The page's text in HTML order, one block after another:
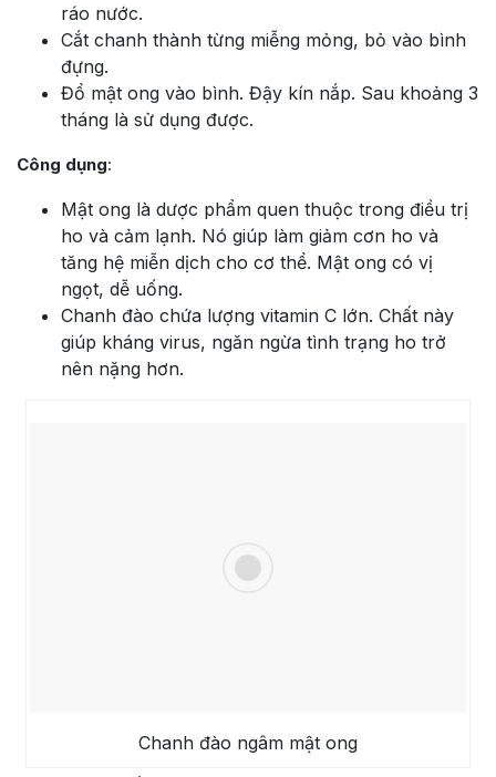
ráo nước.
Cắt chanh thành từng miễng mỏng, bỏ vào bình
đựng.
Đổ mật ong vào bình. Đậy kín nắp. Sau khoảng 3
tháng là sử dụng được.
Công dụng:
Mật ong là dược phẩm quen thuộc trong điều trị
ho và cảm lạnh. Nó giúp làm giảm cơn ho và
tăng hệ miễn dịch cho cơ thể. Mật ong có vị
ngọt, dễ uống.
Chanh đào chứa lượng vitamin C lớn. Chất này
giúp kháng virus, ngăn ngừa tình trạng ho trở
nên nặng hơn.
Chanh đào ngâm mật ong